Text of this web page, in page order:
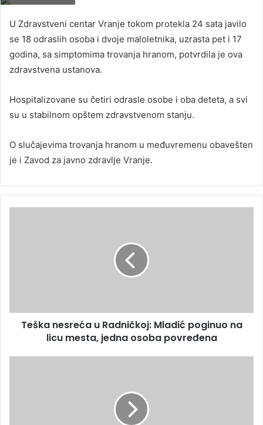
U Zdravstveni centar Vranje tokom protekla 24 sata javilo
se 18 odraslih osoba i dvoje maloletnika, uzrasta pet i 17
godina, sa simptomima trovanja hranom, potvrdila je ova
zdravstvena ustanova.
Hospitalizovane su četiri odrasle osobe i oba deteta, a svi
su u stabilnom opštem zdravstvenom stanju.
O slučajevima trovanja hranom u međuvremenu obavešten
je i Zavod za javno zdravlje Vranje.
Teška nesreća u Radničkoj: Mladić poginuo na
licu mesta, jedna osoba povređena